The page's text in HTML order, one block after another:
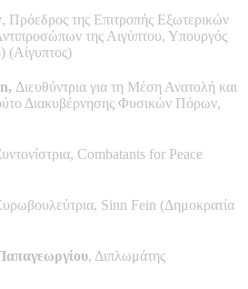
, Πρόεδρος της Επιτροπής Εξωτερικών
της Αιγύπτου, Υπουργός
(Αίγυπτος)
Διευθύντρια για τη Μέση Ανατολή και
Διακυβέρνησης Φυσικών Πόρων,
Combatants for Peace
Sinn Fein (Δημοκρατία
, Διπλωμάτης